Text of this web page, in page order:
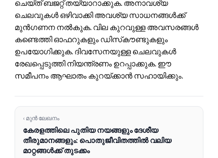
ചെയ്ത് ബജറ്റ് തയ്യാറാക്കുക. അനാവശ്യ
ചെലവുകൾ ഒഴിവാക്കി അവശ്യ സാധനങ്ങൾക്ക്
മുൻഗണന നൽകുക. വില കുറവുള്ള അവസരങ്ങൾ
കണ്ടെത്തി ഓഫറുകളും ഡിസ്‌കൗണ്ടുകളും
ഉപയോഗിക്കുക. ദിവസേനയുള്ള ചെലവുകൾ
രേഖപ്പെടുത്തി നിയന്ത്രണം ഉറപ്പാക്കുക. ഈ
സമീപനം ആഘാതം കുറയ്ക്കാൻ സഹായിക്കും.
‹ മുൻ ലേഖനം
കേരളത്തിലെ പുതിയ നയങ്ങളും ദേശീയ
തീരുമാനങ്ങളും: പൊതുജീവിതത്തിൽ വലിയ
മാറ്റങ്ങൾക്ക് തുടക്കം